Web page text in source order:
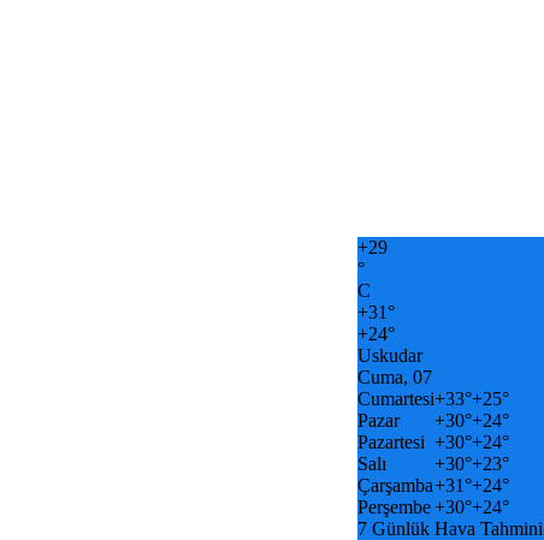
+29
°
C
+31°
+24°
Uskudar
Cuma, 07
Cumartesi+33°+25°
Pazar
+30°+24°
Pazartesi +30°+24°
Salı
+30°+23°
Çarşamba+31°+24°
Perşembe+30°+24°
7 Günlük Hava Tahmini